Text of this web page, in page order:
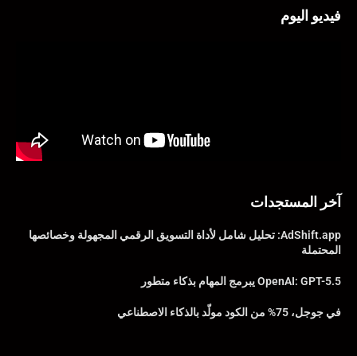
فيديو اليوم
آخر المستجدات
AdShift.app: تحليل شامل لأداة التسويق الرقمي المجهولة وخصائصها
المحتملة
OpenAI: GPT-5.5 يبرمج المهام بذكاء متطور
في جوجل، 75% من الكود مولّد بالذكاء الاصطناعي